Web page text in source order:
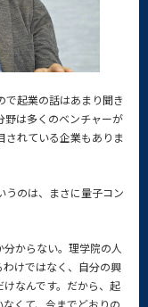
で起業の話はあまり聞き
野は多くのベンチャーが
されている企業もありま
うのは、まさに量子コン
分からない。理学院の人
けではなく、自分の興
なんです。だから、起
くて、今までどおりの